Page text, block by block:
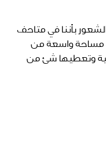
بأننا في متاحف
مساحة واسعة من
وتعطيها شئ من